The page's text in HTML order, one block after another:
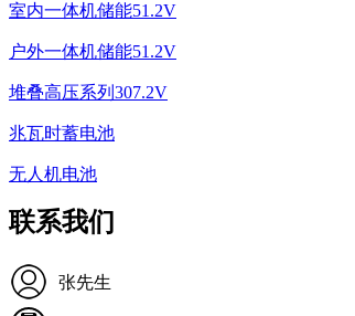
室内一体机储能51.2V
户外一体机储能51.2V
堆叠高压系列307.2V
兆瓦时蓄电池
无人机电池
联系我们
张先生